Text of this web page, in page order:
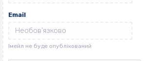
Email